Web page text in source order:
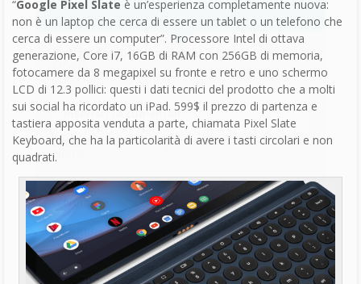
Entrambi i Google Pixel 3 hanno una fotocamera da 12.2
megapixel sul retro e due davanti, di cui una creata
appositamente per i selfie panoramici.Android 9 Pieè il sistema
operativo presente nei dispositivi che per la prima volta
potrannocaricarsi anche via wireless(e Google ha lanciato
un suo oggetto originale per caricare gli smartphone, chiamato
Google Pixel Stand, dal 79 euro).
Laqualità della fotocamera, e la sua capacità nel
riconoscere foto malfatte o sfocate grazie alla funzione Top
appoggio dato anche dalla nota fotografaAnnie Leibovitze
del regista Terrence Malick.